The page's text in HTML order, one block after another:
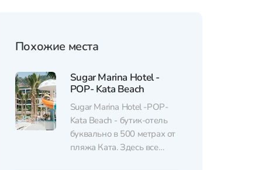
Похожие места
Sugar Marina Hotel -
POP- Kata Beach
Sugar Marina Hotel -POP-
Kata Beach - бутик-отель
буквально в 500 метрах от
пляжа Ката. Здесь все